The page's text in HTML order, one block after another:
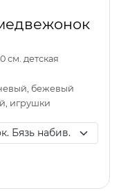
см. детская
бежевый
игрушки